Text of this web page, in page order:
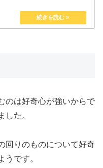
のは好奇心が強いからで
した。
回りのものについて好奇
うです。